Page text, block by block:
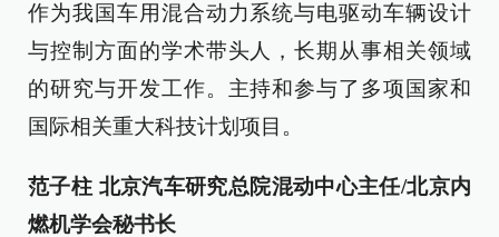
作为我国车用混合动力系统与电驱动车辆设计
与控制方面的学术带头人，长期从事相关领域
的研究与开发工作。主持和参与了多项国家和
国际相关重大科技计划项目。
范子柱 北京汽车研究总院混动中心主任/北京内
燃机学会秘书长